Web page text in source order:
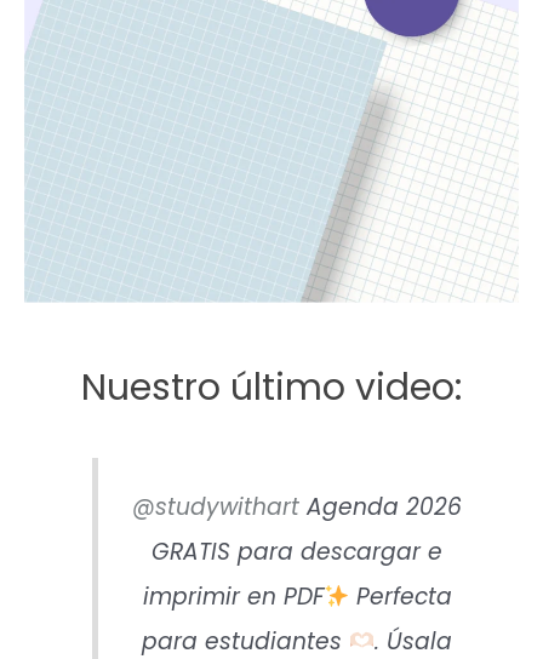
Nuestro último video:
@studywithart Agenda 2026
GRATIS para descargar e
imprimir en PDF
Perfecta
para estudiantes
. Úsala